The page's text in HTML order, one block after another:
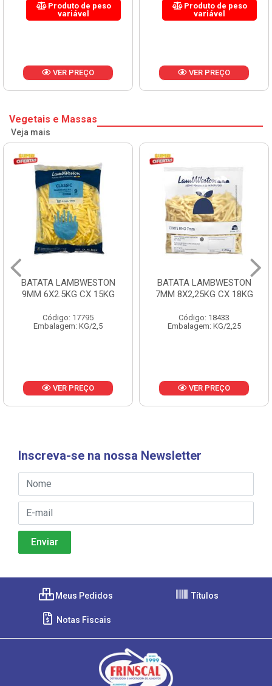
Produto de peso
variável
VER PREÇO
Produto de peso
variável
VER PREÇO
Vegetais e Massas
Veja mais
BATATA LAMBWESTON
9MM 6X2.5KG CX 15KG
Código: 17795
Embalagem: KG/2,5
VER PREÇO
BATATA LAMBWESTON
7MM 8X2,25KG CX 18KG
Código: 18433
Embalagem: KG/2,25
VER PREÇO
Inscreva-se na nossa Newsletter
Meus Pedidos Títulos
Notas Fiscais